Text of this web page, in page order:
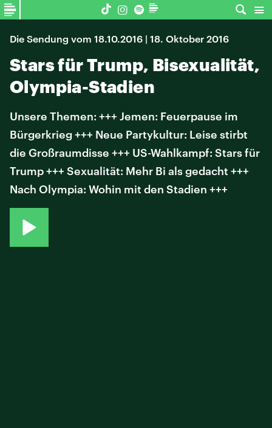
Die Sendung vom 18.10.2016 | 18. Oktober 2016
Stars für Trump, Bisexualität,
Olympia-Stadien
Unsere Themen: +++ Jemen: Feuerpause im
Bürgerkrieg +++ Neue Partykultur: Leise stirbt
die Großraumdisse +++ US-Wahlkampf: Stars für
Trump +++ Sexualität: Mehr Bi als gedacht +++
Nach Olympia: Wohin mit den Stadien +++